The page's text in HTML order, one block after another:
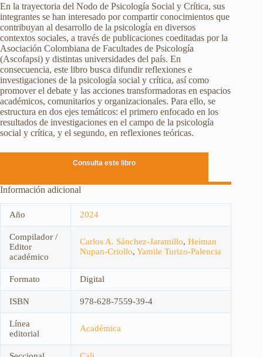
En la trayectoria del Nodo de Psicología Social y Crítica, sus
integrantes se han interesado por compartir conocimientos que
contribuyan al desarrollo de la psicología en diversos
contextos sociales, a través de publicaciones coeditadas por la
Asociación Colombiana de Facultades de Psicología
(Ascofapsi) y distintas universidades del país. En
consecuencia, este libro busca difundir reflexiones e
investigaciones de la psicología social y crítica, así como
promover el debate y las acciones transformadoras en espacios
académicos, comunitarios y organizacionales. Para ello, se
estructura en dos ejes temáticos: el primero enfocado en los
resultados de investigaciones en el campo de la psicología
social y crítica, y el segundo, en reflexiones teóricas.
Consulta este libro
Información adicional
Año 2024
Compilador /
Editor
académico
Carlos A. Sánchez-Jaramillo, Heiman
Nupan-Criollo, Yamile Turizo-Palencia
Formato Digital
ISBN 978-628-7559-39-4
Línea
editorial
Académica